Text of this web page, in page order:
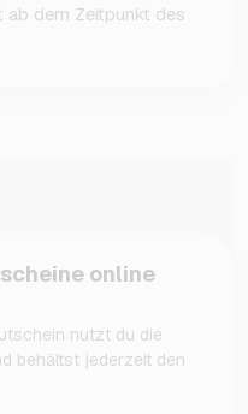
ab dem Zeitpunkt des
online
nutzt du die
behältst jederzeit den